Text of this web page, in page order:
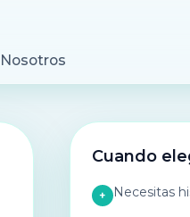
Nosotros
Cuando
+ Necesitas